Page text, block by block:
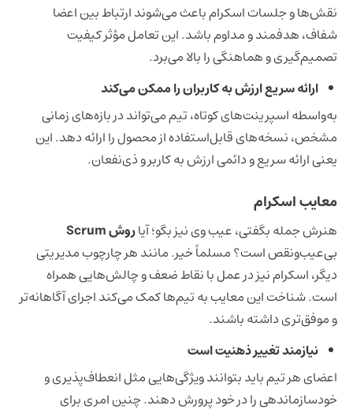
نقش‌ها و جلسات اسکرام باعث می‌شوند ارتباط بین اعضا
شفاف، هدفمند و مداوم باشد. این تعامل مؤثر کیفیت
تصمیم‌گیری و هماهنگی را بالا می‌برد.
ارائه سریع ارزش به کاربران را ممکن می‌کند
به‌واسطه‌ اسپرینت‌های کوتاه، تیم می‌تواند در بازه‌های زمانی
مشخص، نسخه‌های قابل‌استفاده از محصول را ارائه دهد. این
یعنی ارائه سریع و دائمی ارزش به کاربر و ذی‌نفعان.
معایب اسکرام
هنرش جمله بگفتی، عیب وی نیز بگو؛ آیاروش Scrum
بی‌عیب‌ونقص است؟ مسلماً خیر. مانند هر چارچوب مدیریتی
دیگر، اسکرام نیز در عمل با نقاط ضعف و چالش‌هایی همراه
است. شناخت این معایب به تیم‌ها کمک می‌کند اجرای آگاهانه‌تر
و موفق‌تری داشته باشند.
نیازمند تغییر ذهنیت است
اعضای هر تیم باید بتوانند ویژگی‌هایی مثل انعطاف‌پذیری و
خودسازماندهی را در خود پرورش دهند. چنین امری برای